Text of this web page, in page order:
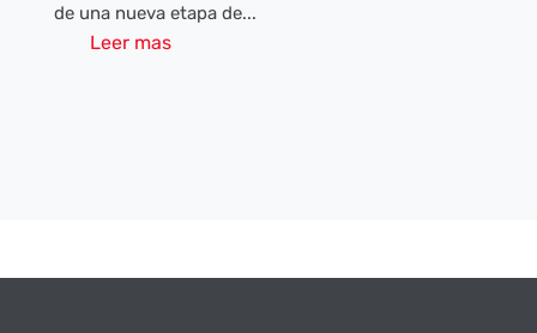
de una nueva etapa de...
Leer mas